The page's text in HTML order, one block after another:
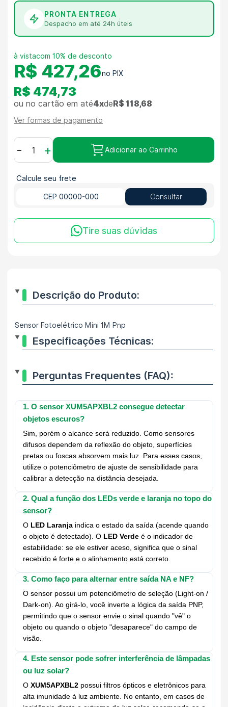
PRONTA ENTREGA
Despacho em até 24h úteis
R$ 427,26
com 10% de desconto
R$ 474,73
ou no cartão em até4xdeR$ 118,68
Ver formas de pagamento
- + Adicionar ao Carrinho
Calcule seu frete
Consultar
Tire suas dúvidas
Descrição do Produto:
Sensor Fotoelétrico Mini 1M Pnp
Especificações Técnicas:
Perguntas Frequentes (FAQ):
1. O sensor XUM5APXBL2 consegue detectar
objetos escuros?
Sim, porém o alcance será reduzido. Como sensores
difusos dependem da reflexão do objeto, superfícies
pretas ou foscas absorvem mais luz. Para esses casos,
utilize o potenciômetro de ajuste de sensibilidade para
calibrar a detecção na distância desejada.
2. Qual a função dos LEDs verde e laranja no topo do
sensor?
O LED Laranja indica o estado da saída (acende quando
o objeto é detectado). O LED Verde é o indicador de
estabilidade: se ele estiver aceso, significa que o sinal
recebido é forte e o alinhamento está correto.
3. Como faço para alternar entre saída NA e NF?
O sensor possui um potenciômetro de seleção (Light-on /
Dark-on). Ao girá-lo, você inverte a lógica da saída PNP,
permitindo que o sensor envie o sinal quando "vê" o
objeto ou quando o objeto "desaparece" do campo de
visão.
4. Este sensor pode sofrer interferência de lâmpadas
ou luz solar?
OXUM5APXBL2 possui filtros ópticos e eletrônicos para
alta imunidade à luz ambiente. No entanto, em casos de